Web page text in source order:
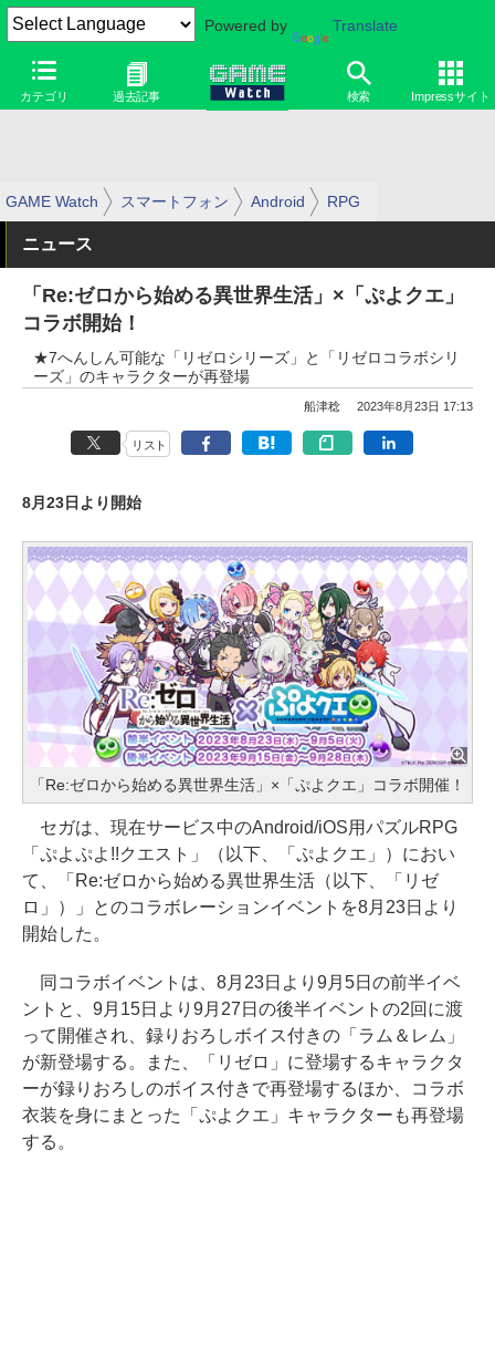
Powered by Translate
カテゴリ 過去記事 検索 Impressサイト
GAME Watch スマートフォン Android RPG
ニュース
「Re:ゼロから始める異世界生活」×「ぷよクエ」
コラボ開始！
★7へんしん可能な「リゼロシリーズ」と「リゼロコラボシリ
ーズ」のキャラクターが再登場
船津稔 2023年8月23日 17:13
リスト
8月23日より開始
「Re:ゼロから始める異世界生活」×「ぷよクエ」コラボ開催！
セガは、現在サービス中のAndroid/iOS用パズルRPG
「ぷよぷよ!!クエスト」（以下、「ぷよクエ」）におい
て、「Re:ゼロから始める異世界生活（以下、「リゼ
ロ」）」とのコラボレーションイベントを8月23日より
開始した。
同コラボイベントは、8月23日より9月5日の前半イベ
ントと、9月15日より9月27日の後半イベントの2回に渡
って開催され、録りおろしボイス付きの「ラム＆レム」
が新登場する。また、「リゼロ」に登場するキャラクタ
ーが録りおろしのボイス付きで再登場するほか、コラボ
衣装を身にまとった「ぷよクエ」キャラクターも再登場
する。